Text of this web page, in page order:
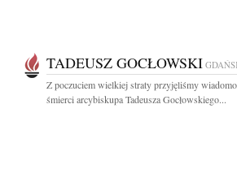
TADEUSZ GOCŁOWSKI
Z poczuciem wielkiej straty przyjęliśmy
śmierci arcybiskupa Tadeusza Gocłowskiego...